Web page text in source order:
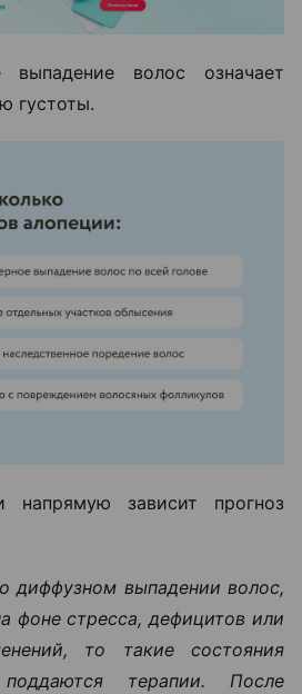
волос означает
густоты.
напрямую зависит прогноз
диффузном выпадении волос,
фоне стресса, дефицитов или
то такие состояния
терапии. После